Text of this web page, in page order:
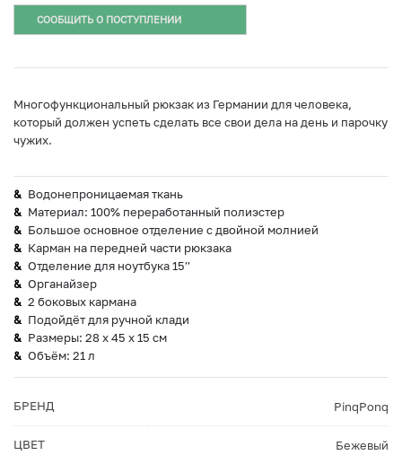
СООБЩИТЬ О ПОСТУПЛЕНИИ
Многофункциональный рюкзак из Германии для человека,
который должен успеть сделать все свои дела на день и парочку
чужих.
Водонепроницаемая ткань
Материал: 100% переработанный полиэстер
Большое основное отделение с двойной молнией
Карман на передней части рюкзака
Отделение для ноутбука 15''
Органайзер
2 боковых кармана
Подойдёт для ручной клади
Размеры: 28 х 45 х 15 см
Объём: 21 л
БРЕНД PinqPonq
ЦВЕТ Бежевый